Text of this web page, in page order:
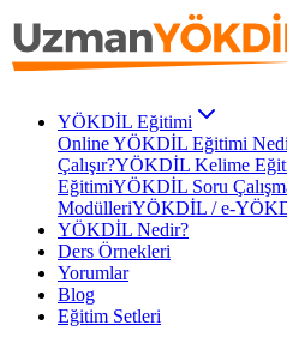
YÖKDİL Eğitimi
Online YÖKDİL Eğitimi
Çalışır?YÖKDİL Kelime
EğitimiYÖKDİL Soru
ModülleriYÖKDİL / e-
YÖKDİL Nedir?
Ders Örnekleri
Yorumlar
Blog
Eğitim Setleri